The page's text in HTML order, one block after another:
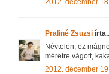
2012. december
Praliné Zsuzsi
Névtelen, ez
méretre vágott,
2012. december